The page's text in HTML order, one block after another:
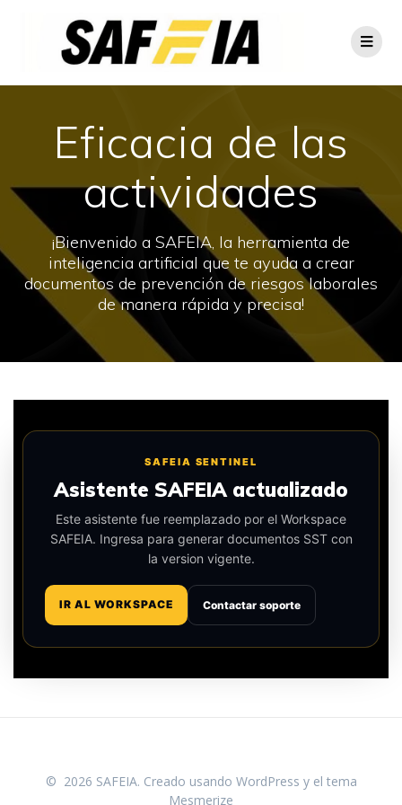
Eficacia de las
actividades
¡Bienvenido a SAFEIA, la herramienta de
inteligencia artificial que te ayuda a crear
documentos de prevención de riesgos laborales
de manera rápida y precisa!
SAFEIA SENTINEL
Asistente SAFEIA actualizado
Este asistente fue reemplazado por el Workspace
SAFEIA. Ingresa para generar documentos SST con
la version vigente.
IR AL WORKSPACE Contactar soporte
© 2026 SAFEIA. Creado usando WordPress y el tema
Mesmerize